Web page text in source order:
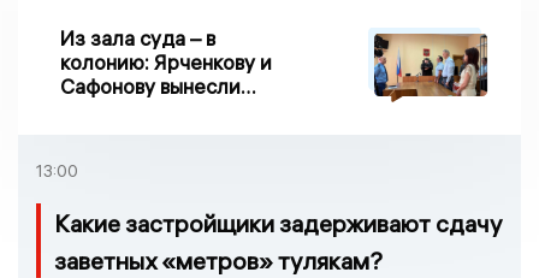
Из зала суда – в
колонию: Ярченкову и
Сафонову вынесли
13:00
Какие застройщики задерживают сдачу
заветных «метров» тулякам?